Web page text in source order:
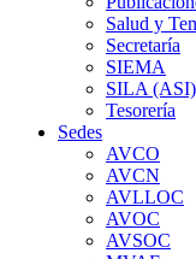
Salud y
Secretaría
SIEMA
SILA (ASI)
Tesorería
Sedes
AVCO
AVCN
AVLLOC
AVOC
AVSOC